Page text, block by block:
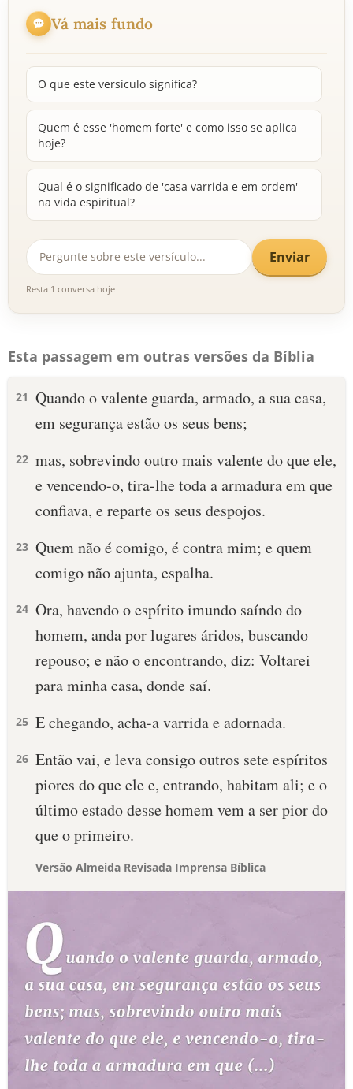
Vá mais fundo
O que este versículo significa?
Quem é esse 'homem forte' e como isso se aplica
hoje?
Qual é o significado de 'casa varrida e em ordem'
na vida espiritual?
Enviar
Resta 1 conversa hoje
Esta passagem em outras versões da Bíblia
21 Quando o valente guarda, armado, a sua casa,
em segurança estão os seus bens;
22 mas, sobrevindo outro mais valente do que ele,
e vencendo-o, tira-lhe toda a armadura em que
confiava, e reparte os seus despojos.
23 Quem não é comigo, é contra mim; e quem
comigo não ajunta, espalha.
24 Ora, havendo o espírito imundo saíndo do
homem, anda por lugares áridos, buscando
repouso; e não o encontrando, diz: Voltarei
para minha casa, donde saí.
25 E chegando, acha-a varrida e adornada.
26 Então vai, e leva consigo outros sete espíritos
piores do que ele e, entrando, habitam ali; e o
último estado desse homem vem a ser pior do
que o primeiro.
Versão Almeida Revisada Imprensa Bíblica